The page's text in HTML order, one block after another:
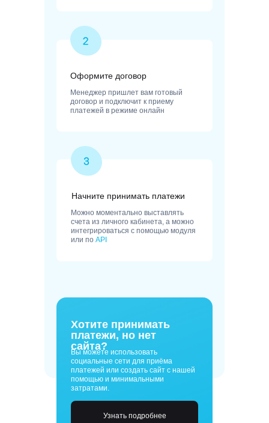
Менеджер пришлет вам готовый
договор и подключит к приему
платежей в режиме онлайн
Можно моментально выставлять
счета из личного кабинета, а можно
интегрироваться с помощью модуля
или по API
Оформите договор
Начните принимать платежи
Хотите принимать
платежи, но нет
сайта?
Узнать подробнее
Вы можете использовать
социальные сети для приёма
платежей или создать сайт с нашей
помощью и минимальными
затратами.